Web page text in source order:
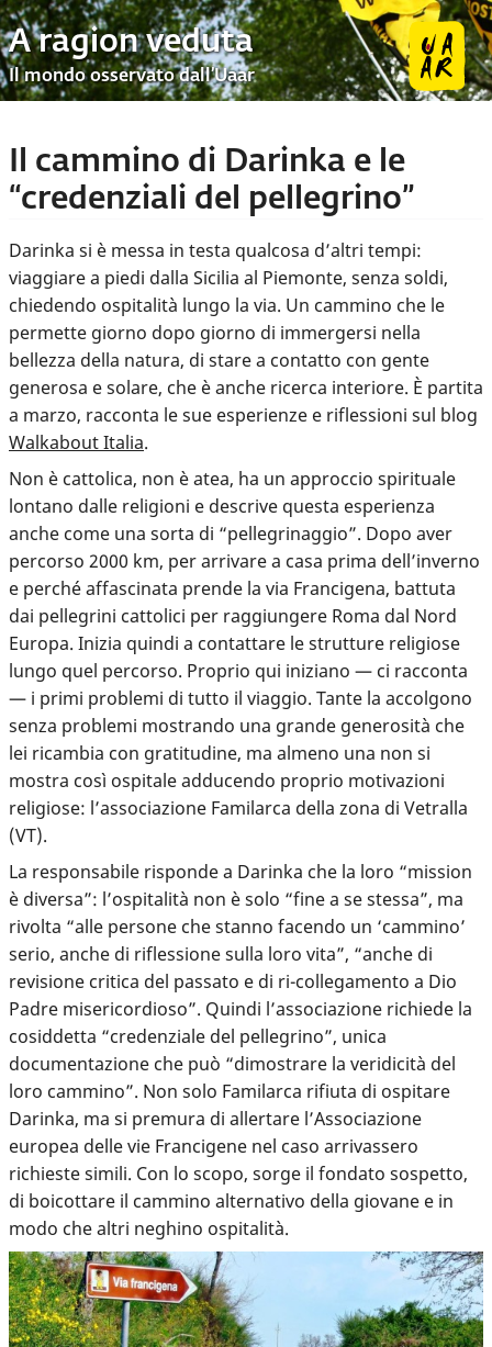
A ragion veduta
Il mondo osservato dall’Uaar
Il cammino di Darinka e le
“credenziali del pellegrino”
Darinka si è messa in testa qualcosa d’altri tempi:
viaggiare a piedi dalla Sicilia al Piemonte, senza soldi,
chiedendo ospitalità lungo la via. Un cammino che le
permette giorno dopo giorno di immergersi nella
bellezza della natura, di stare a contatto con gente
generosa e solare, che è anche ricerca interiore. È partita
a marzo, racconta le sue esperienze e riflessioni sul blog
Walkabout Italia.
Non è cattolica, non è atea, ha un approccio spirituale
lontano dalle religioni e descrive questa esperienza
anche come una sorta di “pellegrinaggio”. Dopo aver
percorso 2000 km, per arrivare a casa prima dell’inverno
e perché affascinata prende la via Francigena, battuta
dai pellegrini cattolici per raggiungere Roma dal Nord
Europa. Inizia quindi a contattare le strutture religiose
lungo quel percorso. Proprio qui iniziano — ci racconta
— i primi problemi di tutto il viaggio. Tante la accolgono
senza problemi mostrando una grande generosità che
lei ricambia con gratitudine, ma almeno una non si
mostra così ospitale adducendo proprio motivazioni
religiose: l’associazione Familarca della zona di Vetralla
(VT).
La responsabile risponde a Darinka che la loro “mission
è diversa”: l’ospitalità non è solo “fine a se stessa”, ma
rivolta “alle persone che stanno facendo un ‘cammino’
serio, anche di riflessione sulla loro vita”, “anche di
revisione critica del passato e di ri-collegamento a Dio
Padre misericordioso”. Quindi l’associazione richiede la
cosiddetta “credenziale del pellegrino”, unica
documentazione che può “dimostrare la veridicità del
loro cammino”. Non solo Familarca rifiuta di ospitare
Darinka, ma si premura di allertare l’Associazione
europea delle vie Francigene nel caso arrivassero
richieste simili. Con lo scopo, sorge il fondato sospetto,
di boicottare il cammino alternativo della giovane e in
modo che altri neghino ospitalità.